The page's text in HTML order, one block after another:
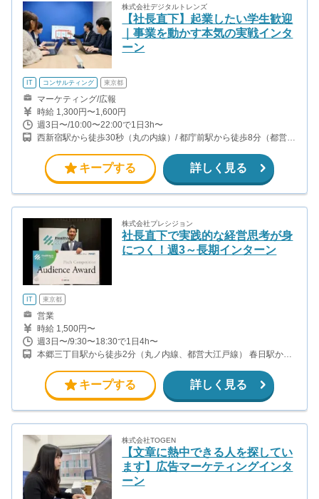
株式会社デジタルトレンズ
【社長直下】起業したい学生歓迎
｜事業を動かす本気の実戦インタ
ーン
IT コンサルティング 東京都
マーケティング/広報
時給 1,300円〜1,600円
週3日〜/10:00〜22:00で1日3h〜
西新宿駅から徒歩30秒（丸の内線）/ 都庁前駅から徒歩8分（都営大
歩10分（山手線、中央線、埼京線、京王線、他）
キープする 詳しく見る
株式会社プレシジョン
社長直下で実践的な経営思考が身
につく！週3～長期インターン
IT 東京都
営業
時給 1,500円〜
週3日〜/9:30〜18:30で1日4h〜
本郷三丁目駅から徒歩2分（丸ノ内線、都営大江戸線） 春日駅から
線、南北線）
キープする 詳しく見る
株式会社TOGEN
【文章に熱中できる人を探してい
ます】広告マーケティングインタ
ーン